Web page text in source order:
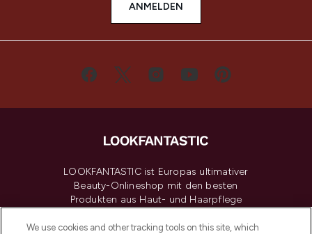
ANMELDEN
LOOKFANTASTIC ist Europas ultimativer
Beauty-Onlineshop mit den besten
Produkten aus Haut- und Haarpflege
renommierten Marken. Shoppe online
We use cookies and other tracking tools on this site, which